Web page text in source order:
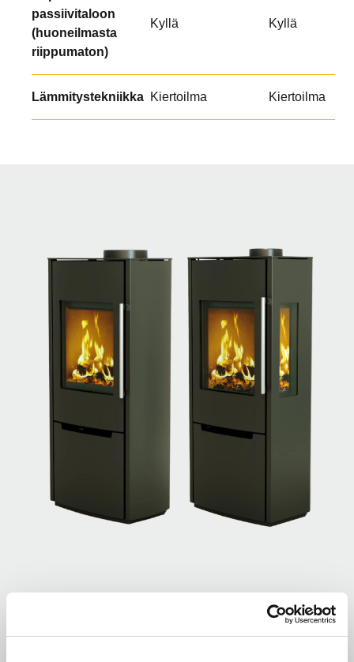
passiivitaloon
(huoneilmasta
riippumaton)
Kyllä Kyllä
Lämmitystekniikka Kiertoilma Kiertoilma